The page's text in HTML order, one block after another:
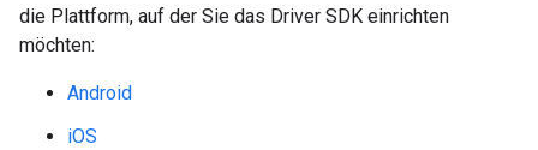
die Plattform, auf der Sie das Driver SDK einrichten
möchten:
Android
iOS